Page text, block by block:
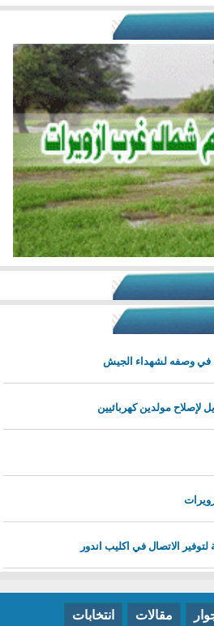
في وصفه لشهداء الجيش
مولدين كهربائيين
الاتصال في اكليب اندور
مقالات انتخابات